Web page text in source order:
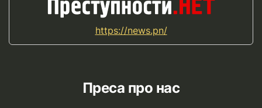
https://news.pn/
Преса про нас